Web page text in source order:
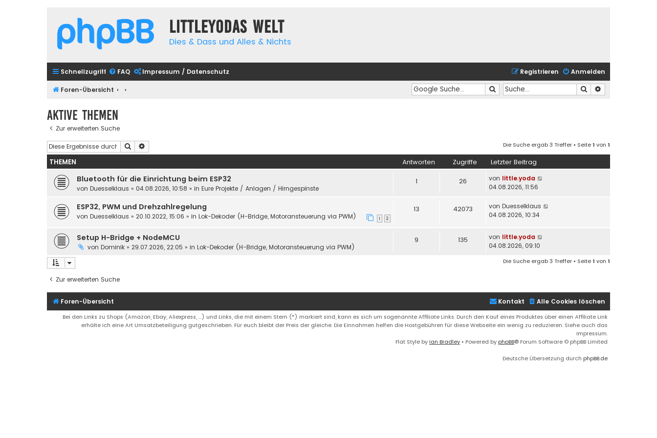
Littleyodas Welt
Dies & Dass und Alles & Nichts
Schnellzugriff FAQ Impressum / Datenschutz Anmelden
Registrieren
Foren-Übersicht Suche
Suche
Aktive Themen
Zur erweiterten Suche
Suche Die Suche ergab 3 Treffer • Seite1 von 1
THEMEN Antworten Zugriffe Letzter Beitrag
Bluetooth für die Einrichtung beim ESP32
von Duesselklaus » 04.08.2026, 10:58 » in Eure Projekte / Anlagen / Hirngespinste
1 26 von little.yoda
04.08.2026, 11:56
ESP32, PWM und Drehzahlregelung
von Duesselklaus » 20.10.2022, 15:06 » in Lok-Dekoder (H-Bridge, Motoransteuerung via PWM) 1 2
13 42073 von Duesselklaus
04.08.2026, 10:34
Setup H-Bridge + NodeMCU
von Dominik » 29.07.2026, 22:05 » in Lok-Dekoder (H-Bridge, Motoransteuerung via PWM)
9 135 von little.yoda
04.08.2026, 09:10
Die Suche ergab 3 Treffer • Seite1 von 1
Zur erweiterten Suche
Foren-Übersicht Alle Cookies löschen
Kontakt
Bei den Links zu Shops (Amazon, Ebay, Aliexpress, ...) und Links, die mit einem Stern (*) markiert sind, kann es sich um sogenannte Affiliate Links. Durch den Kauf eines Produktes über einen Affiliate Link
erhälte ich eine Art Umsatzbeteiligung gutgeschrieben. Für euch bleibt der Preis der gleiche. Die Einnahmen helfen die Hostgebühren für diese Webseite ein wenig zu reduzieren. Siehe auch das
Impressum.
Flat Style by Ian Bradley • Powered by phpBB® Forum Software © phpBB Limited
Deutsche Übersetzung durch phpBB.de